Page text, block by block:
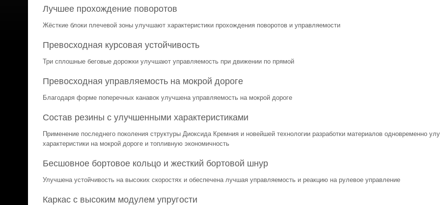
Лучшее прохождение поворотов
Жёсткие блоки плечевой зоны улучшают характеристики прохождения поворотов и управляемости
Превосходная курсовая устойчивость
Три сплошные беговые дорожки улучшают управляемость при движении по прямой
Превосходная управляемость на мокрой дороге
Благодаря форме поперечных канавок улучшена управляемость на мокрой дороге
Состав резины с улучшенными характеристиками
Применение последнего поколения структуры Диоксида Кремния и новейшей технологии разработки материалов одновременно
характеристики на мокрой дороге и топливную экономичность
Бесшовное бортовое кольцо и жесткий бортовой шнур
Улучшена устойчивость на высоких скоростях и обеспечена лучшая управляемость и реакцию на рулевое управление
Каркас с высоким модулем упругости